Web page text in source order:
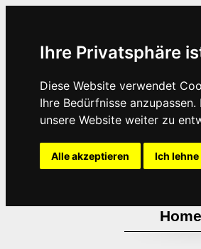
Ihre Privatsphäre
Diese Website verwendet
Ihre Bedürfnisse
unsere Website weiter zu
Alle akzeptieren Ich lehne
Home